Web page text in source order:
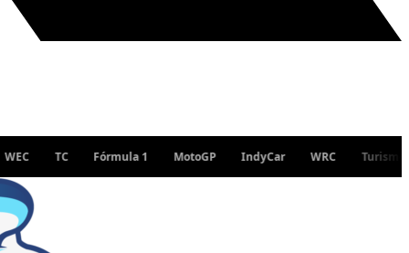
TC Fórmula 1 MotoGP IndyCar WRC Turismo